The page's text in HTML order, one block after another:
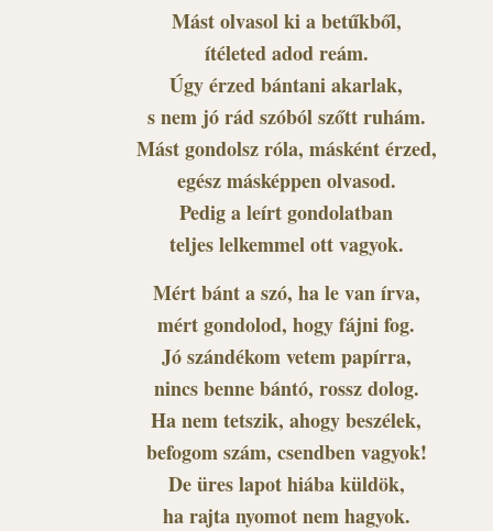
Mást olvasol ki a betűkből,
ítéleted adod reám.
Úgy érzed bántani akarlak,
s nem jó rád szóból szőtt ruhám.
Mást gondolsz róla, másként érzed,
egész másképpen olvasod.
Pedig a leírt gondolatban
teljes lelkemmel ott vagyok.
Mért bánt a szó, ha le van írva,
mért gondolod, hogy fájni fog.
Jó szándékom vetem papírra,
nincs benne bántó, rossz dolog.
Ha nem tetszik, ahogy beszélek,
befogom szám, csendben vagyok!
De üres lapot hiába küldök,
ha rajta nyomot nem hagyok.